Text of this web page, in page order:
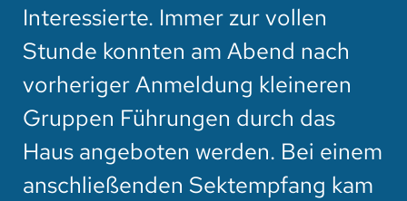
Interessierte. Immer zur vollen
Stunde konnten am Abend nach
vorheriger Anmeldung kleineren
Gruppen Führungen durch das
Haus angeboten werden. Bei einem
anschließenden Sektempfang kam